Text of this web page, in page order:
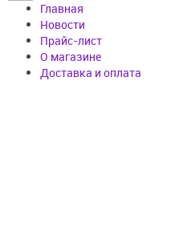
Главная
Новости
Прайс-лист
О магазине
Доставка и оплата